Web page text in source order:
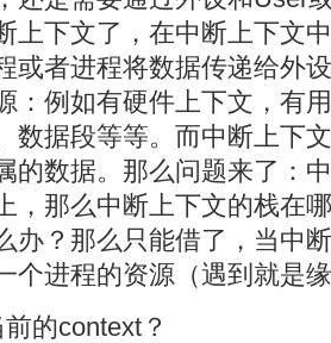
上下文了，在中断上下文
或者进程将数据传递给外
：例如有硬件上下文，有
数据段等等。而中断上下
的数据。那么问题来了：
，那么中断上下文的栈在
办？那么只能借了，当中
个进程的资源（遇到就是
的context？